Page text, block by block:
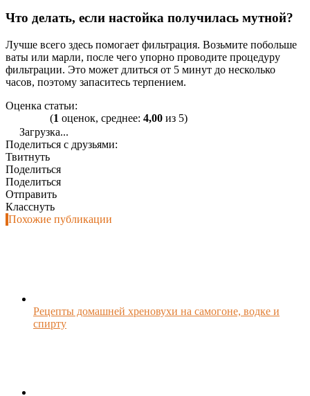
Что делать, если настойка получилась мутной?
Лучше всего здесь помогает фильтрация. Возьмите побольше
ваты или марли, после чего упорно проводите процедуру
фильтрации. Это может длиться от 5 минут до несколько
часов, поэтому запаситесь терпением.
Оценка статьи:
(1 оценок, среднее: 4,00 из 5)
Загрузка...
Поделиться с друзьями:
Твитнуть
Поделиться
Поделиться
Отправить
Класснуть
Похожие публикации
Рецепты домашней хреновухи на самогоне, водке и
спирту